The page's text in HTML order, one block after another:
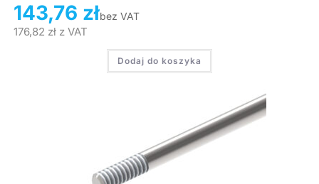
143,76 złbez VAT
176,82 złz VAT
Dodaj do koszyka